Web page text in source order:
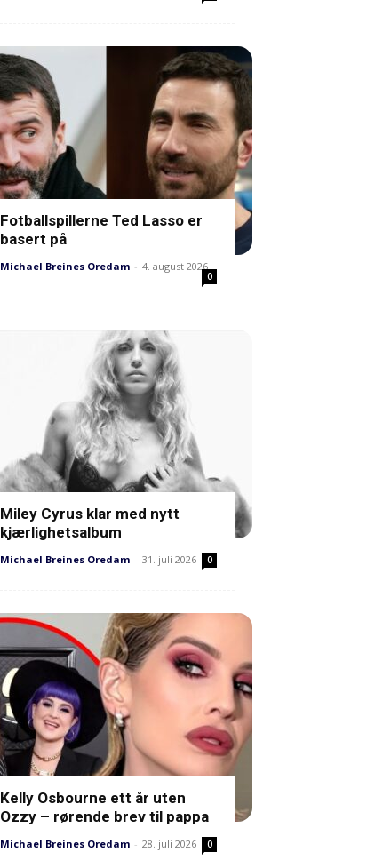
Fotballspillerne Ted Lasso er
basert på
Michael Breines Oredam - 4. august 2026
0
Miley Cyrus klar med nytt
kjærlighetsalbum
Michael Breines Oredam - 31. juli 2026 0
Kelly Osbourne ett år uten
Ozzy – rørende brev til pappa
Michael Breines Oredam - 28. juli 2026 0